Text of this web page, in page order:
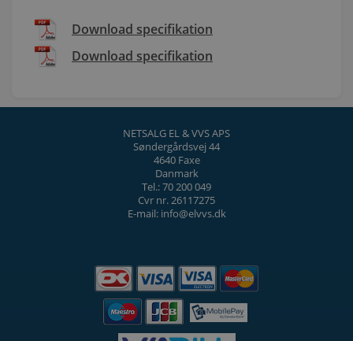
Download specifikation
Download specifikation
NETSALG EL & VVS APS
Søndergårdsvej 44
4640 Faxe
Danmark
Tel.: 70 200 049
Cvr nr. 26117275
E-mail: info@elvvs.dk